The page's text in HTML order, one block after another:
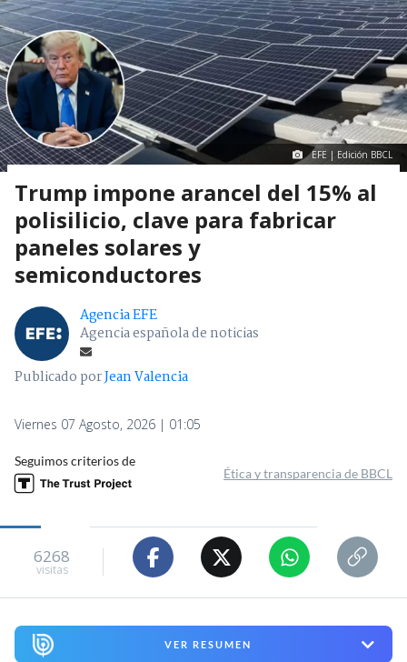
EFE | Edición BBCL
Trump impone arancel del 15% al
polisilicio, clave para fabricar
paneles solares y
semiconductores
Agencia EFE
Agencia española de noticias
Publicado porJean Valencia
Viernes 07 Agosto, 2026 | 01:05
Seguimos criterios de
Ética y transparencia de BBCL
6268
visitas
VER RESUMEN